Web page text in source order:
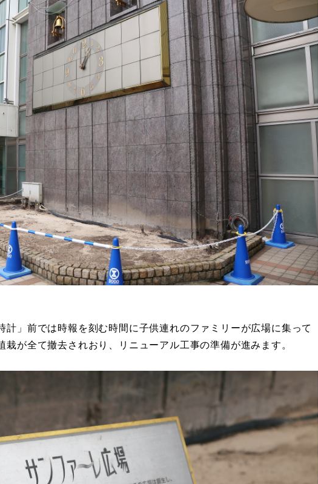
計」前では時報を刻む時間に子供連れのファミリーが広場に集って
栽が全て撤去されおり、リニューアル工事の準備が進みます。